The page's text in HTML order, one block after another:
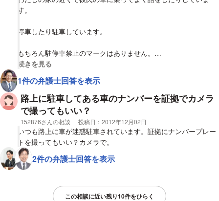
す。
停車したり駐車しています。
もちろん駐停車禁止のマークはありません。
わたしの家が区域になっている自治体、もしくは近くの自治体に
不振な車だとナンバーを控えられました。
ナンバーを控えるのは犯罪でないと警察のかたがおっしゃってい
ましたが、納得いきません。
どうにかして、その自治体を突き止めたときにナンバーの控えを
消すという契約をしたいです。
ナンバーを控えられ、不振な目で見られるのは不当だと思いま
視覚的に省略された相談全文の
続きを見る
1件の弁護士回答を表示
路上に駐車してある車のナンバーを証拠でカメラ
で撮ってもいい？
相談者
152876さんの相談 投稿日： 2012年12月02日
いつも路上に車が迷惑駐車されています。証拠にナンバープレー
トを撮ってもいい？カメラで。
2件の弁護士回答を表示
この相談に近い残り10件をひらく